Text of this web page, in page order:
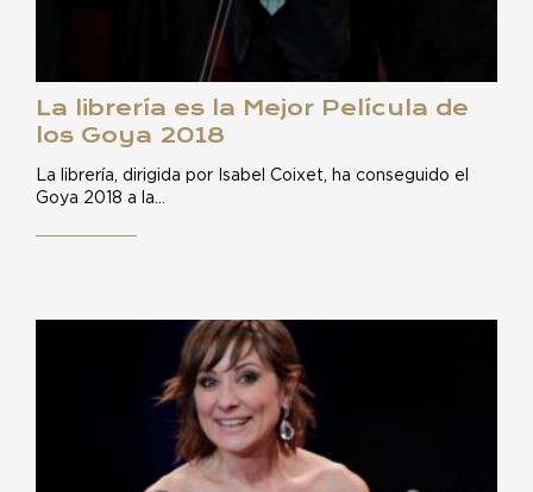
La librería es la Mejor Película de
los Goya 2018
La librería, dirigida por Isabel Coixet, ha conseguido el
Goya 2018 a la…